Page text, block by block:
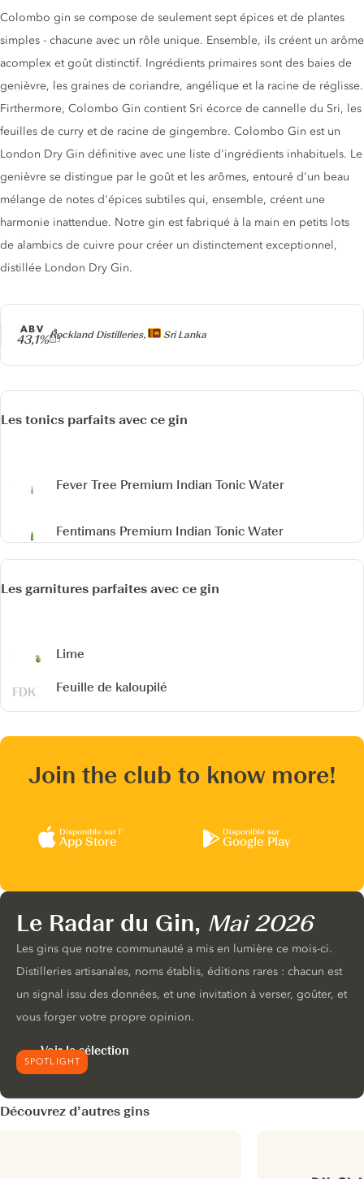
Producteur
Rockland Distilleries, Sri Lanka
ABV
43,1%
Description du gin
Colombo gin se compose de seulement sept épices et de plantes
simples - chacune avec un rôle unique. Ensemble, ils créent un arôme
acomplex et goût distinctif. Ingrédients primaires sont des baies de
genièvre, les graines de coriandre, angélique et la racine de réglisse.
Firthermore, Colombo Gin contient Sri écorce de cannelle du Sri, les
feuilles de curry et de racine de gingembre. Colombo Gin est un
London Dry Gin définitive avec une liste d'ingrédients inhabituels. Le
genièvre se distingue par le goût et les arômes, entouré d'un beau
mélange de notes d'épices subtiles qui, ensemble, créent une
harmonie inattendue. Notre gin est fabriqué à la main en petits lots
de alambics de cuivre pour créer un distinctement exceptionnel,
distillée London Dry Gin.
Les tonics parfaits avec ce gin
Fever Tree Premium Indian Tonic Water
Fentimans Premium Indian Tonic Water
Les garnitures parfaites avec ce gin
Lime
Feuille de kaloupilé
Join the club to know more!
Disponible sur l’
App Store
Disponible sur
Google Play
SPOTLIGHT
Le Radar du Gin, Mai 2026
Les gins que notre communauté a mis en lumière ce mois-ci.
Distilleries artisanales, noms établis, éditions rares : chacun est
un signal issu des données, et une invitation à verser, goûter, et
vous forger votre propre opinion.
Voir la sélection
Découvrez d’autres gins